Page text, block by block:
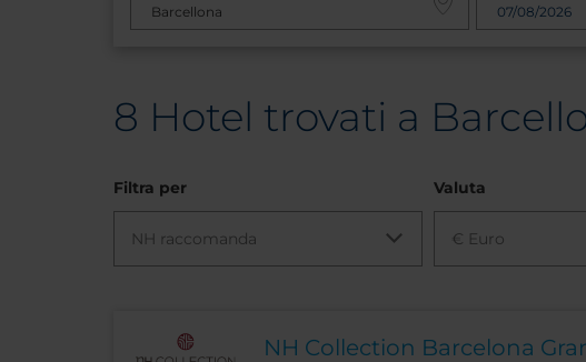
8 Hotel trovati a
Filtra per
NH raccomanda
Valuta
€ Euro
NH Collection Barcelona